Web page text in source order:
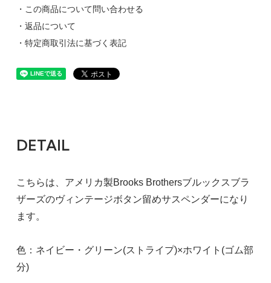
・この商品について問い合わせる
・返品について
・特定商取引法に基づく表記
DETAIL
こちらは、アメリカ製Brooks Brothersブルックスブラ
ザーズのヴィンテージボタン留めサスペンダーになり
ます。
色：ネイビー・グリーン(ストライプ)×ホワイト(ゴム部
分)